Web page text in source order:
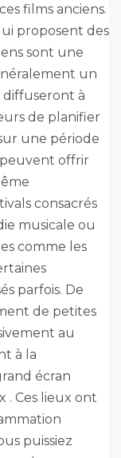
films anciens.
proposent des
sont une
un
diffuseront à
de planifier
une période
offrir
consacrés
musicale ou
comme les
parfois. De
de petites
au
à la
écran
. Ces lieux ont
puissiez